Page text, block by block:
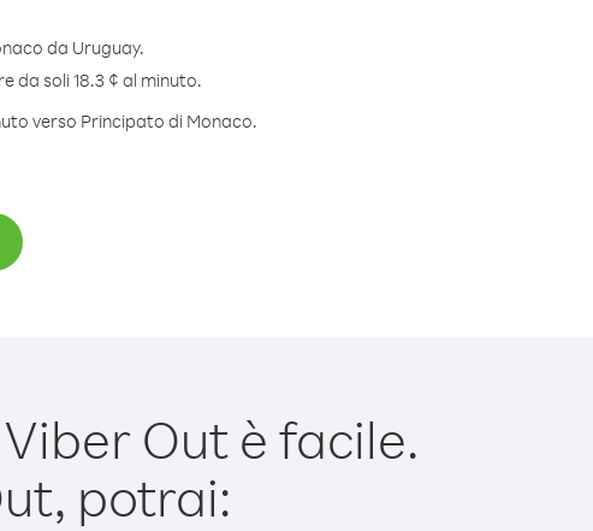
da Uruguay.
da soli 18.3 ¢ al minuto.
verso Principato di Monaco.
Out è facile.
potrai: